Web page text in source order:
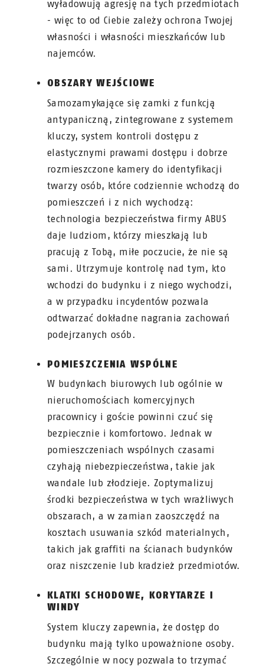
wyładowują agresję na tych przedmiotach
- więc to od Ciebie zależy ochrona Twojej
własności i własności mieszkańców lub
najemców.
OBSZARY WEJŚCIOWE
Samozamykające się zamki z funkcją
antypaniczną, zintegrowane z systemem
kluczy, system kontroli dostępu z
elastycznymi prawami dostępu i dobrze
rozmieszczone kamery do identyfikacji
twarzy osób, które codziennie wchodzą do
pomieszczeń i z nich wychodzą:
technologia bezpieczeństwa firmy ABUS
daje ludziom, którzy mieszkają lub
pracują z Tobą, miłe poczucie, że nie są
sami. Utrzymuje kontrolę nad tym, kto
wchodzi do budynku i z niego wychodzi,
a w przypadku incydentów pozwala
odtwarzać dokładne nagrania zachowań
podejrzanych osób.
POMIESZCZENIA WSPÓLNE
W budynkach biurowych lub ogólnie w
nieruchomościach komercyjnych
pracownicy i goście powinni czuć się
bezpiecznie i komfortowo. Jednak w
pomieszczeniach wspólnych czasami
czyhają niebezpieczeństwa, takie jak
wandale lub złodzieje. Zoptymalizuj
środki bezpieczeństwa w tych wrażliwych
obszarach, a w zamian zaoszczędź na
kosztach usuwania szkód materialnych,
takich jak graffiti na ścianach budynków
oraz niszczenie lub kradzież przedmiotów.
KLATKI SCHODOWE, KORYTARZE I
WINDY
System kluczy zapewnia, że dostęp do
budynku mają tylko upoważnione osoby.
Szczególnie w nocy pozwala to trzymać